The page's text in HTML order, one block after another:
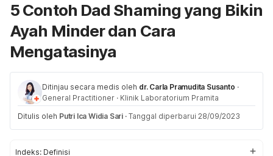
5 Contoh Dad Shaming yang Bikin
Ayah Minder dan Cara
Mengatasinya
Ditinjau secara medis oleh dr. Carla Pramudita Susanto ·
General Practitioner · Klinik Laboratorium Pramita
Ditulis oleh Putri Ica Widia Sari · Tanggal diperbarui 28/09/2023
Indeks: Definisi